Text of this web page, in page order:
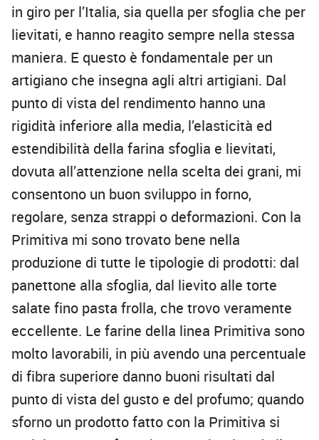
in giro per l’Italia, sia quella per sfoglia che per
lievitati, e hanno reagito sempre nella stessa
maniera. E questo è fondamentale per un
artigiano che insegna agli altri artigiani. Dal
punto di vista del rendimento hanno una
rigidità inferiore alla media, l’elasticità ed
estendibilità della farina sfoglia e lievitati,
dovuta all’attenzione nella scelta dei grani, mi
consentono un buon sviluppo in forno,
regolare, senza strappi o deformazioni. Con la
Primitiva mi sono trovato bene nella
produzione di tutte le tipologie di prodotti: dal
panettone alla sfoglia, dal lievito alle torte
salate fino pasta frolla, che trovo veramente
eccellente. Le farine della linea Primitiva sono
molto lavorabili, in più avendo una percentuale
di fibra superiore danno buoni risultati dal
punto di vista del gusto e del profumo; quando
sforno un prodotto fatto con la Primitiva si